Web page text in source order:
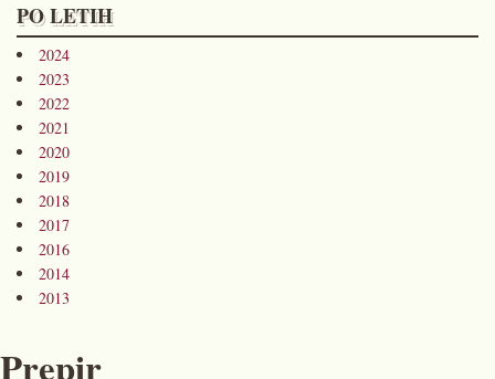
PO LETIH
2024
2023
2022
2021
2020
2019
2018
2017
2016
2014
2013
Prepir